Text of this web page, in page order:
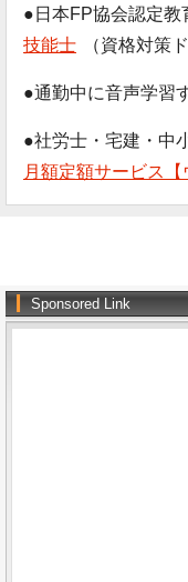
●日本FP協会認定
技能士
（資格対策
●通勤中に音声学
●社労士・宅建・
月額定額サービス【
Sponsored Link